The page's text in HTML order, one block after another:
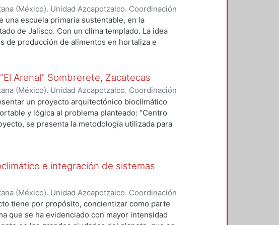
solar y evitar la ventilación.
(México). Unidad Azcapotzalco. Coordinación
07) Garay Vargas, Elisa
una escuela primaria sustentable, en la
de Jalisco. Con un clima templado. La idea
de producción de alimentos en hortaliza e
diseña para proporcionar confort en la
Arenal" Sombrerete, Zacatecas
(México). Unidad Azcapotzalco. Coordinación
07)Acuña Valerio, Ana Julieta
un proyecto arquitectónico bioclimático
y lógica al problema planteado: “Centro
se presenta la metodología utilizada para
integrarse a él. Posterior al proyecto se
Escolar se propone en una comunidad
básicos con los que estamos
como agua, electricidad, drenaje, recolección
una solución arquitectónica bioclimática y
a nuestra manera de pensar, a
de proyectar; personalmente, es por sí mismo
e integración de sistemas
(México). Unidad Azcapotzalco. Coordinación
09)Montiel Beltran, Fredy Jesus
tiene por propósito, concientizar como parte
que se ha evidenciado con mayor intensidad